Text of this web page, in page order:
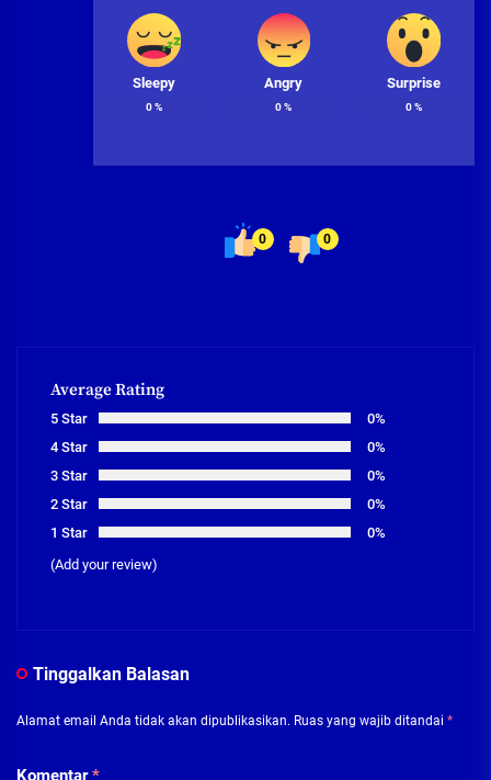
Sleepy
0%
Angry
0%
Surprise
0%
0 0
Average Rating
5 Star
0%
4 Star
0%
3 Star
0%
2 Star
0%
1 Star
0%
(Add your review)
Tinggalkan Balasan
Alamat email Anda tidak akan dipublikasikan. Ruas yang wajib ditandai *
Komentar*